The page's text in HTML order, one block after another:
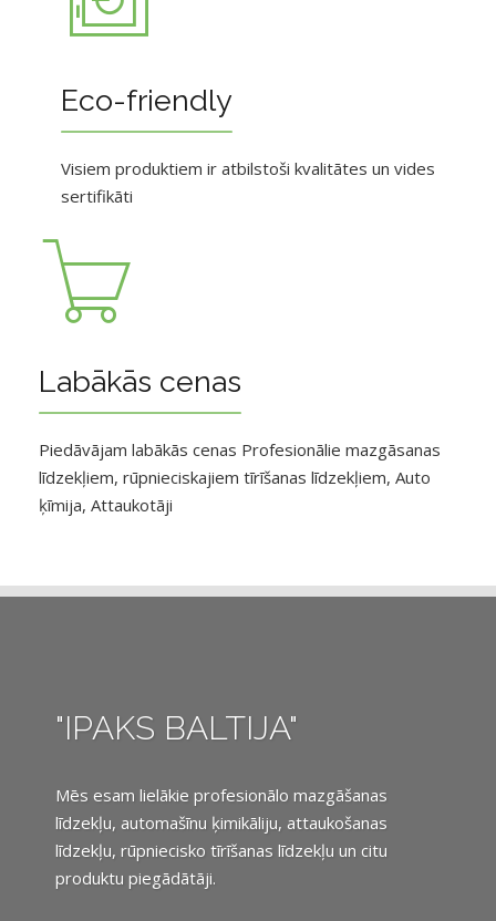
Eco-friendly
Visiem produktiem ir atbilstoši kvalitātes un vides
sertifikāti
Labākās cenas
Piedāvājam labākās cenas Profesionālie mazgāsanas
līdzekļiem, rūpnieciskajiem tīrīšanas līdzekļiem, Auto
ķīmija, Attaukotāji
"IPAKS BALTIJA"
Mēs esam lielākie profesionālo mazgāšanas
līdzekļu, automašīnu ķimikāliju, attaukošanas
līdzekļu, rūpniecisko tīrīšanas līdzekļu un citu
produktu piegādātāji.